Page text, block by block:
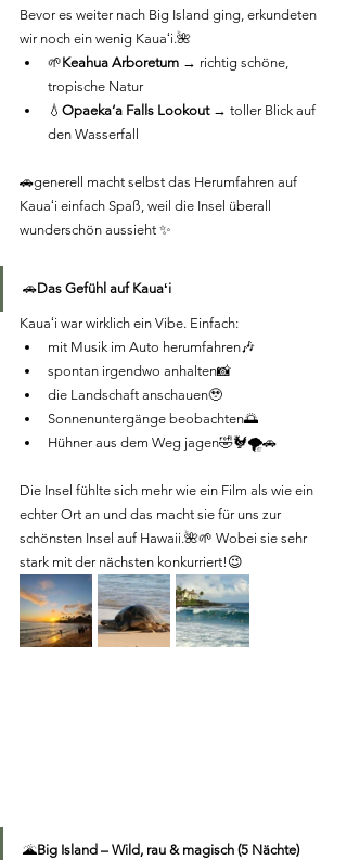
Bevor es weiter nach Big Island ging, erkundeten
wir noch ein wenig Kauaʻi.🌺
🌱Keahua Arboretum → richtig schöne,
tropische Natur
💧 Opaeka‘a Falls Lookout → toller Blick auf
den Wasserfall
🚗generell macht selbst das Herumfahren auf
Kauaʻi einfach Spaß, weil die Insel überall
wunderschön aussieht ✨
🚗Das Gefühl auf Kauaʻi
Kauaʻi war wirklich ein Vibe. Einfach:
mit Musik im Auto herumfahren🎶
spontan irgendwo anhalten📸
die Landschaft anschauen🥹
Sonnenuntergänge beobachten🌅
Hühner aus dem Weg jagen🤣🐓🌪🚗
Die Insel fühlte sich mehr wie ein Film als wie ein
echter Ort an und das macht sie für uns zur
schönsten Insel auf Hawaii.🌺🌱 Wobei sie sehr
stark mit der nächsten konkurriert!😉
🌋Big Island – Wild, rau & magisch (5 Nächte)